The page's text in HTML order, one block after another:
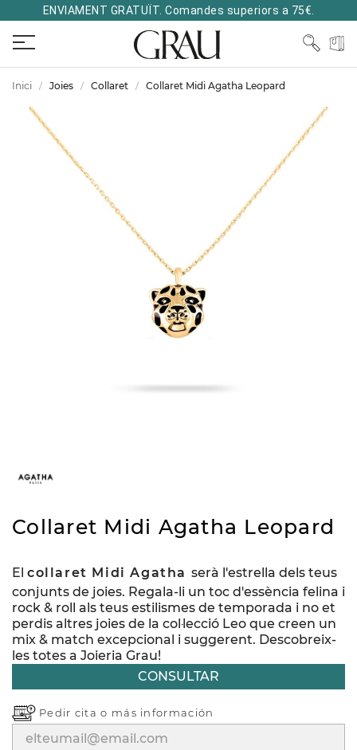
ENVIAMENT GRATUÏT. Comandes superiors a 75€.
Inici Joies Collaret Collaret Midi Agatha Leopard
Collaret Midi Agatha Leopard
El collaret Midi Agatha serà l'estrella dels teus
conjunts de joies. Regala-li un toc d'essència felina i
rock & roll als teus estilismes de temporada i no et
perdis altres joies de la col·lecció Leo que creen un
mix & match excepcional i suggerent. Descobreix-
les totes a Joieria Grau!
CONSULTAR
Pedir cita o más información